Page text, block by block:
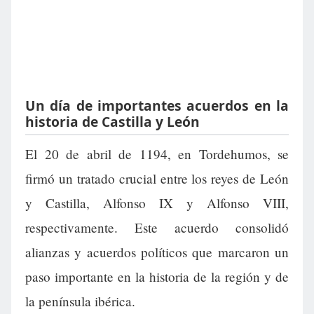
Un día de importantes acuerdos en la
historia de Castilla y León
El 20 de abril de 1194, en Tordehumos, se
firmó un tratado crucial entre los reyes de León
y Castilla, Alfonso IX y Alfonso VIII,
respectivamente. Este acuerdo consolidó
alianzas y acuerdos políticos que marcaron un
paso importante en la historia de la región y de
la península ibérica.